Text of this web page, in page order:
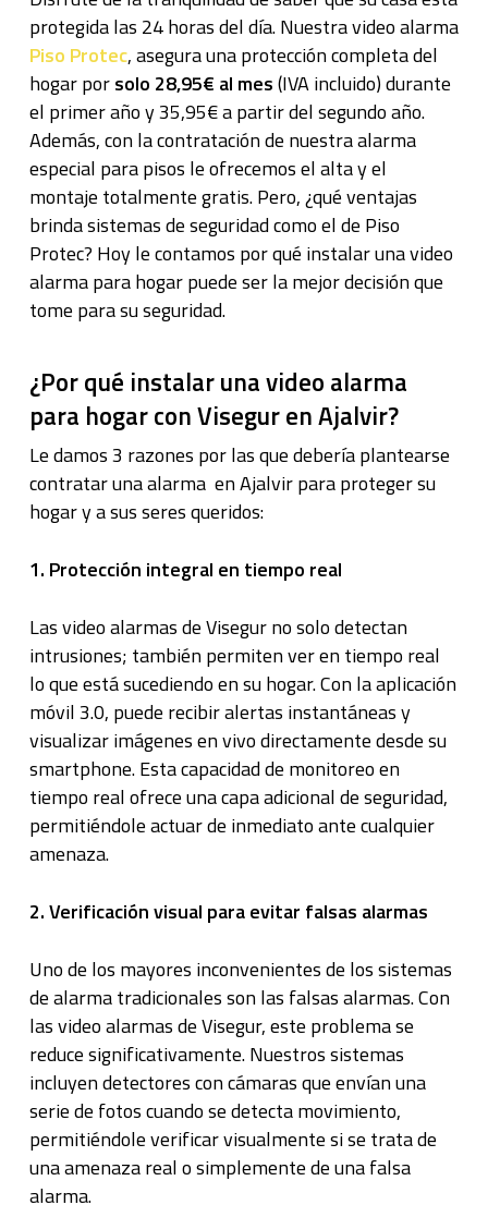
protegida las 24 horas del día. Nuestra video alarma
Piso Protec, asegura una protección completa del
hogar porsolo 28,95€ al mes(IVA incluido) durante
el primer año y 35,95€ a partir del segundo año.
Además, con la contratación de nuestra alarma
especial para pisos le ofrecemos el alta y el
montaje totalmente gratis. Pero, ¿qué ventajas
brinda sistemas de seguridad como el de Piso
Protec? Hoy le contamos por qué instalar una video
alarma para hogar puede ser la mejor decisión que
tome para su seguridad.
¿Por qué instalar una video alarma
para hogar con Visegur en Ajalvir?
Le damos 3 razones por las que debería plantearse
contratar una alarma en Ajalvir para proteger su
hogar y a sus seres queridos:
1. Protección integral en tiempo real
Las video alarmas de Visegur no solo detectan
intrusiones; también permiten ver en tiempo real
lo que está sucediendo en su hogar. Con la aplicación
móvil 3.0, puede recibir alertas instantáneas y
visualizar imágenes en vivo directamente desde su
smartphone. Esta capacidad de monitoreo en
tiempo real ofrece una capa adicional de seguridad,
permitiéndole actuar de inmediato ante cualquier
amenaza.
2. Verificación visual para evitar falsas alarmas
Uno de los mayores inconvenientes de los sistemas
de alarma tradicionales son las falsas alarmas. Con
las video alarmas de Visegur, este problema se
reduce significativamente. Nuestros sistemas
incluyen detectores con cámaras que envían una
serie de fotos cuando se detecta movimiento,
permitiéndole verificar visualmente si se trata de
una amenaza real o simplemente de una falsa
alarma.